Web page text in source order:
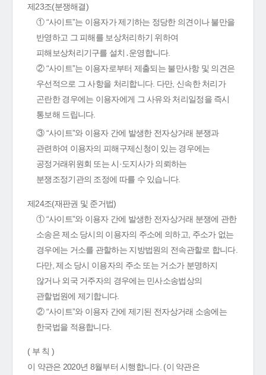
제23조(분쟁해결)
① “사이트”는 이용자가 제기하는 정당한 의견이나 불만을
반영하고 그 피해를 보상처리하기 위하여
피해보상처리기구를 설치․운영합니다.
② “사이트”는 이용자로부터 제출되는 불만사항 및 의견은
우선적으로 그 사항을 처리합니다. 다만, 신속한 처리가
곤란한 경우에는 이용자에게 그 사유와 처리일정을 즉시
통보해 드립니다.
③ “사이트”와 이용자 간에 발생한 전자상거래 분쟁과
관련하여 이용자의 피해구제신청이 있는 경우에는
공정거래위원회 또는 시·도지사가 의뢰하는
분쟁조정기관의 조정에 따를 수 있습니다.
제24조(재판권 및 준거법)
① “사이트”와 이용자 간에 발생한 전자상거래 분쟁에 관한
소송은 제소 당시의 이용자의 주소에 의하고, 주소가 없는
경우에는 거소를 관할하는 지방법원의 전속관할로 합니다.
다만, 제소 당시 이용자의 주소 또는 거소가 분명하지
않거나 외국 거주자의 경우에는 민사소송법상의
관할법원에 제기합니다.
② “사이트”와 이용자 간에 제기된 전자상거래 소송에는
한국법을 적용합니다.
( 부 칙 )
이 약관은 2020년 8월부터 시행합니다. (이 약관은